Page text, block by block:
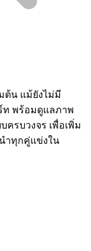
ต้น แม้ยังไม่มี
ท พร้อมดูแลภาพ
ครบวงจร เพื่อเพิ่ม
ำทุกคู่แข่งใน